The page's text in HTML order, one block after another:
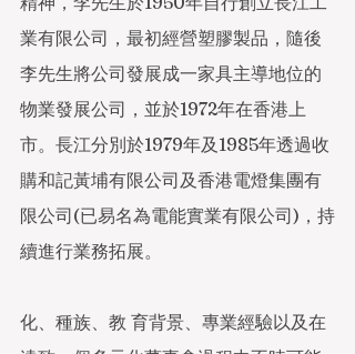
業有限公司，最初經營塑膠製品，隨後
李先生將公司發展成一家具主導地位的
物業發展公司，並於1972年在香港上
市。長江分別於1979年及1985年透過收
購和記黃埔有限公司及香港電燈集團有
限公司(已易名為電能實業有限公司)，持
續進行業務拓展。
化、種族、教 育背景、專業經驗以及在